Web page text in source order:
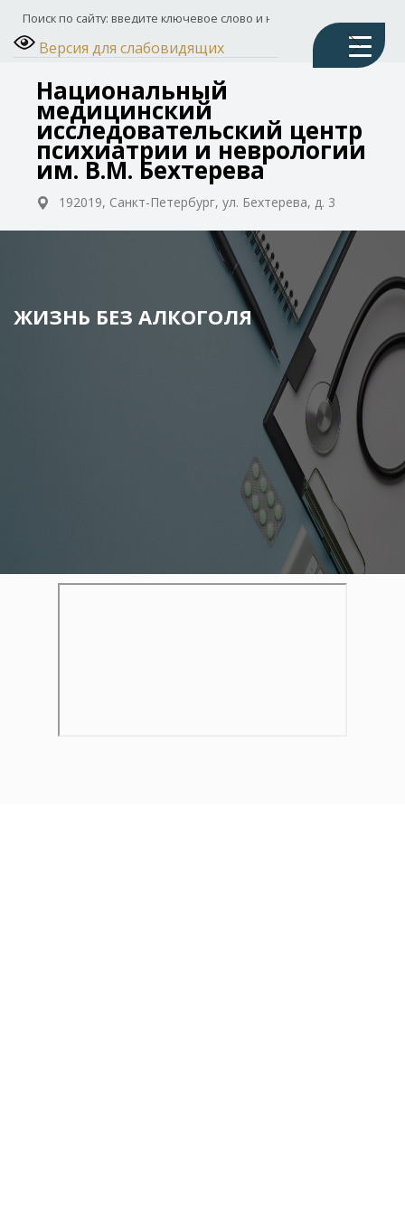
Версия для слабовидящих
Национальный
медицинский
исследовательский центр
психиатрии и неврологии
им. В.М. Бехтерева
192019, Санкт-Петербург, ул. Бехтерева, д. 3
ЖИЗНЬ БЕЗ АЛКОГОЛЯ